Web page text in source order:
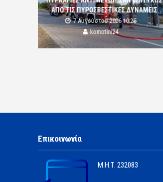
ΑΠΟ ΤΙΣ ΠΥΡΟΣΒΕΣΤΙΚΕΣ ΔΥΝΑΜΕΙΣ
7 Αυγούστου 2026 10:25
komotini24
Επικοινωνία
Μ.Η.Τ. 232083